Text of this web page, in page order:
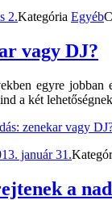
2.Kategória Egyéb
vagy DJ?
egyre jobban
a két
zenekar vagy
január 31.
a